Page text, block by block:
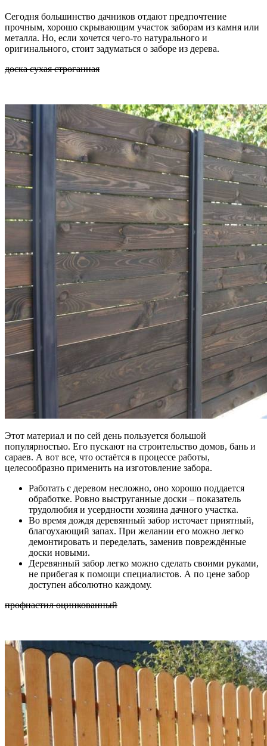
Сегодня большинство дачников отдают предпочтение
прочным, хорошо скрывающим участок заборам из камня или
металла. Но, если хочется чего-то натурального и
оригинального, стоит задуматься о заборе из дерева.
доска сухая строганная
Этот материал и по сей день пользуется большой
популярностью. Его пускают на строительство домов, бань и
сараев. А вот все, что остаётся в процессе работы,
целесообразно применить на изготовление забора.
Работать с деревом несложно, оно хорошо поддается
обработке. Ровно выструганные доски – показатель
трудолюбия и усердности хозяина дачного участка.
Во время дождя деревянный забор источает приятный,
благоухающий запах. При желании его можно легко
демонтировать и переделать, заменив повреждённые
доски новыми.
Деревянный забор легко можно сделать своими руками,
не прибегая к помощи специалистов. А по цене забор
доступен абсолютно каждому.
профнастил оцинкованный